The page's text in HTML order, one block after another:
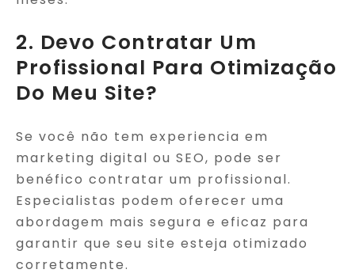
2. Devo Contratar Um
Profissional Para Otimização
Do Meu Site?
Se você não tem experiencia em
marketing digital ou SEO, pode ser
benéfico contratar um profissional.
Especialistas podem oferecer uma
abordagem mais segura e eficaz para
garantir que seu site esteja otimizado
corretamente.